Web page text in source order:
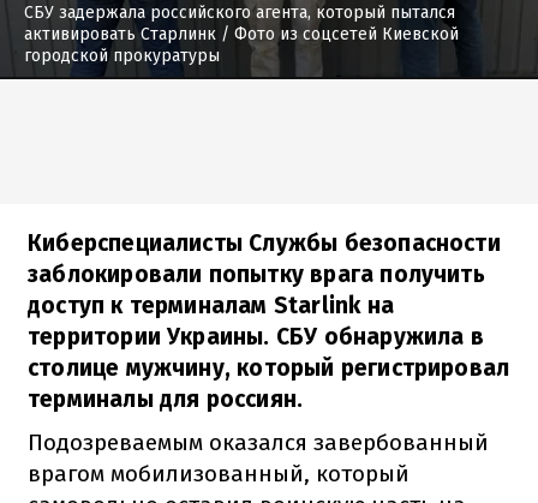
СБУ задержала российского агента, который пытался
активировать Старлинк / Фото из соцсетей Киевской
городской прокуратуры
Киберспециалисты Службы безопасности
заблокировали попытку врага получить
доступ к терминалам Starlink на
территории Украины. СБУ обнаружила в
столице мужчину, который регистрировал
терминалы для россиян.
Подозреваемым оказался завербованный
врагом мобилизованный, который